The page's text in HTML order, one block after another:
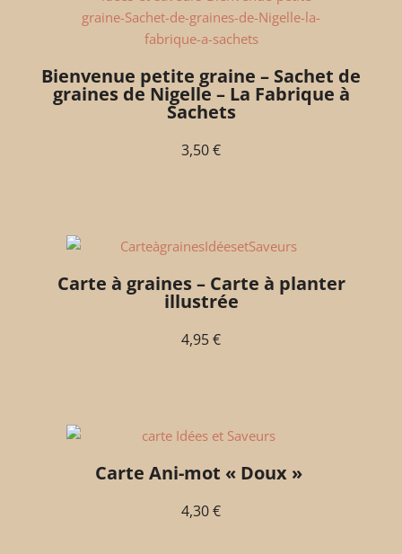
Bienvenue petite graine – Sachet de
graines de Nigelle – La Fabrique à
Sachets
3,50€
Carte à graines – Carte à planter
illustrée
4,95€
Carte Ani-mot « Doux »
4,30€